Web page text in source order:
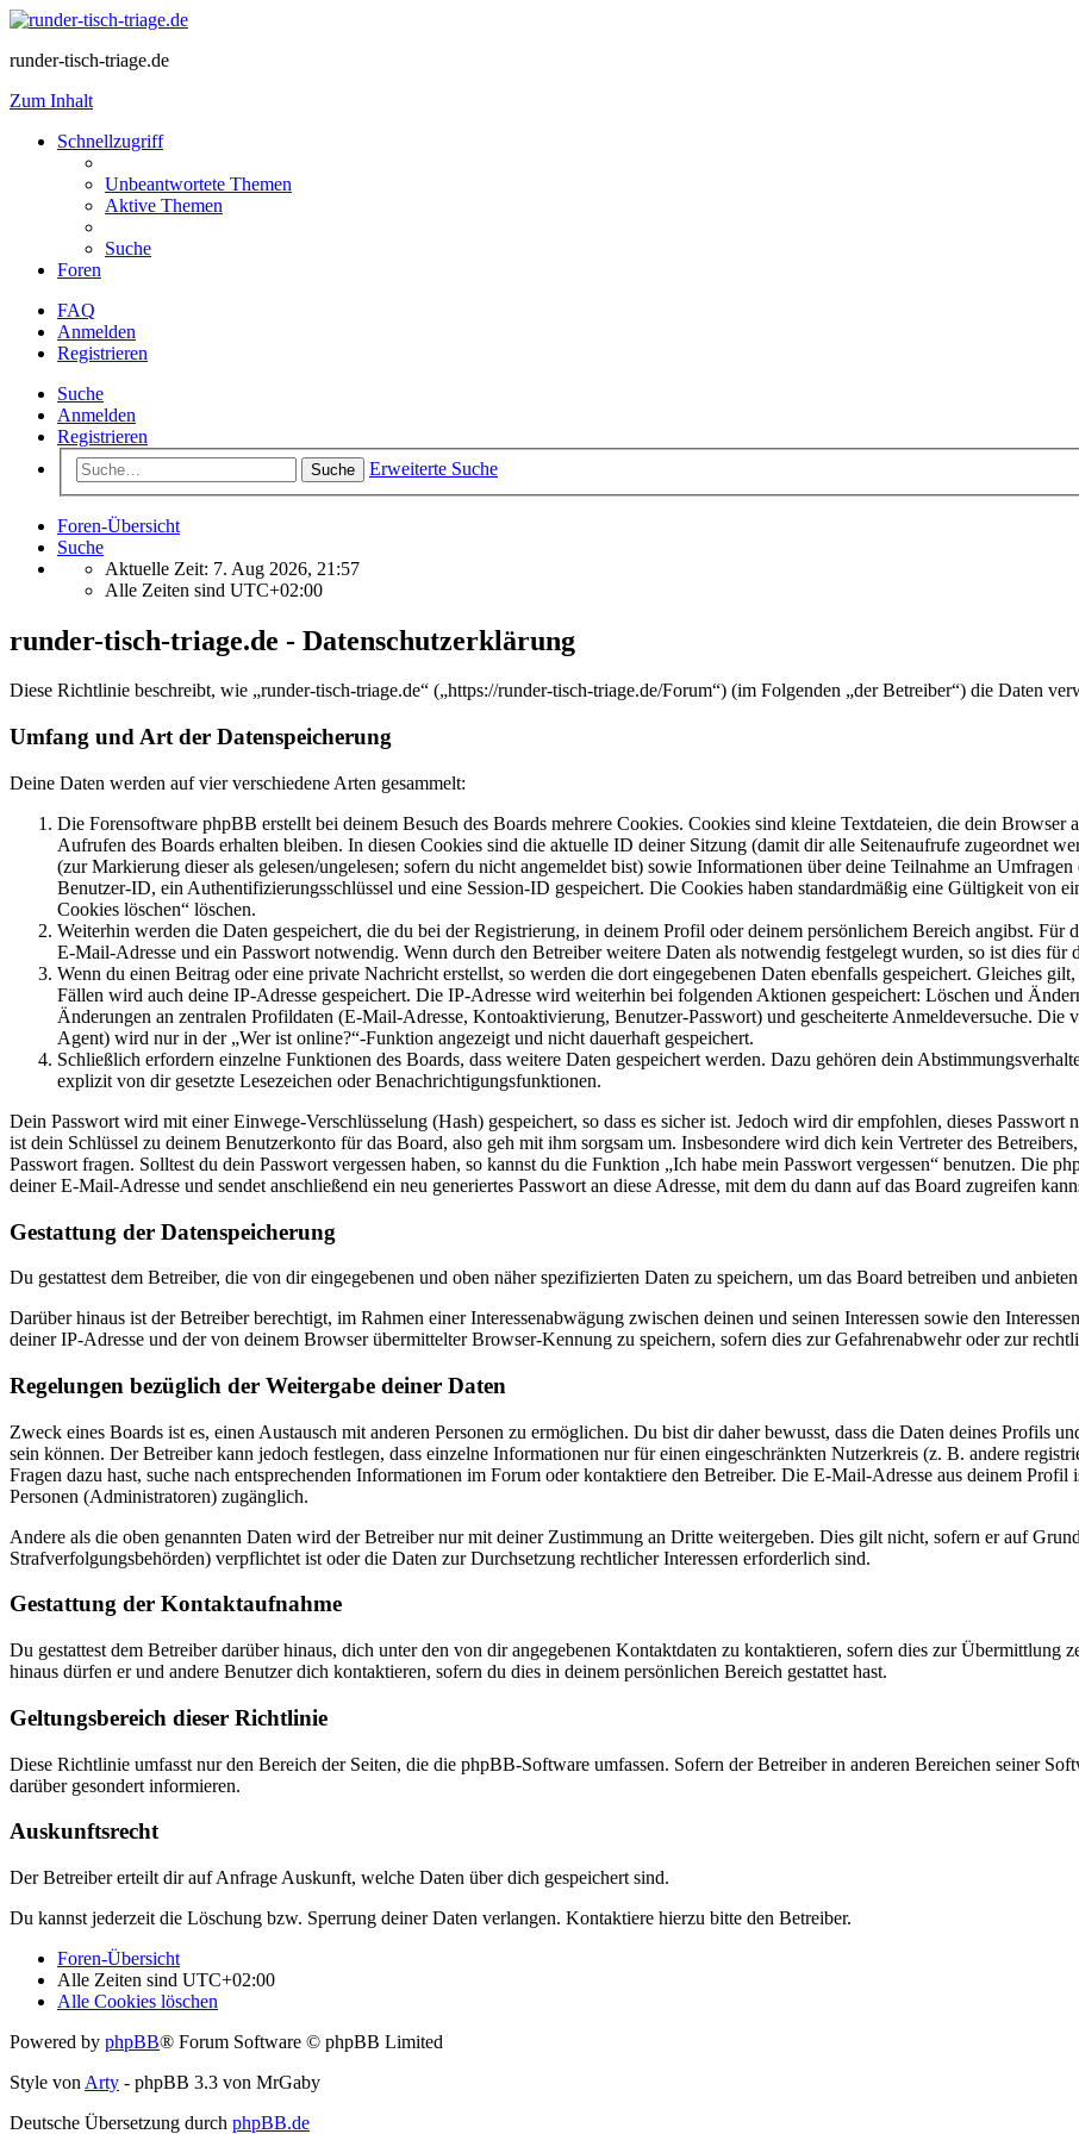
runder-tisch-triage.de
Zum Inhalt
Schnellzugriff
Unbeantwortete Themen
Aktive Themen
Suche
Foren
FAQ
Anmelden
Registrieren
Suche
Anmelden
Registrieren
Suche Erweiterte Suche
Foren-Übersicht
Suche
Aktuelle Zeit: 7. Aug 2026, 21:57
Alle Zeiten sind UTC+02:00
runder-tisch-triage.de - Datenschutzerklärung
Diese Richtlinie beschreibt, wie „runder-tisch-triage.de“ („https://runder-tisch-triage.de/Forum“) (im Folgenden „der Betreiber“) die Daten
Umfang und Art der Datenspeicherung
Deine Daten werden auf vier verschiedene Arten gesammelt:
Die Forensoftware phpBB erstellt bei deinem Besuch des Boards mehrere Cookies. Cookies sind kleine Textdateien, die dein Browser
Aufrufen des Boards erhalten bleiben. In diesen Cookies sind die aktuelle ID deiner Sitzung (damit dir alle Seitenaufrufe zugeordnet
(zur Markierung dieser als gelesen/ungelesen; sofern du nicht angemeldet bist) sowie Informationen über deine Teilnahme an
Benutzer-ID, ein Authentifizierungsschlüssel und eine Session-ID gespeichert. Die Cookies haben standardmäßig eine Gültigkeit von
Cookies löschen“ löschen.
Weiterhin werden die Daten gespeichert, die du bei der Registrierung, in deinem Profil oder deinem persönlichem Bereich angibst. Für
E-Mail-Adresse und ein Passwort notwendig. Wenn durch den Betreiber weitere Daten als notwendig festgelegt wurden, so ist dies für
Wenn du einen Beitrag oder eine private Nachricht erstellst, so werden die dort eingegebenen Daten ebenfalls gespeichert. Gleiches
Fällen wird auch deine IP-Adresse gespeichert. Die IP-Adresse wird weiterhin bei folgenden Aktionen gespeichert: Löschen und
Änderungen an zentralen Profildaten (E-Mail-Adresse, Kontoaktivierung, Benutzer-Passwort) und gescheiterte Anmeldeversuche.
Agent) wird nur in der „Wer ist online?“-Funktion angezeigt und nicht dauerhaft gespeichert.
Schließlich erfordern einzelne Funktionen des Boards, dass weitere Daten gespeichert werden. Dazu gehören dein
explizit von dir gesetzte Lesezeichen oder Benachrichtigungsfunktionen.
Dein Passwort wird mit einer Einwege-Verschlüsselung (Hash) gespeichert, so dass es sicher ist. Jedoch wird dir empfohlen, dieses
ist dein Schlüssel zu deinem Benutzerkonto für das Board, also geh mit ihm sorgsam um. Insbesondere wird dich kein Vertreter des
Passwort fragen. Solltest du dein Passwort vergessen haben, so kannst du die Funktion „Ich habe mein Passwort vergessen“ benutzen. Die
deiner E-Mail-Adresse und sendet anschließend ein neu generiertes Passwort an diese Adresse, mit dem du dann auf das Board zugreifen
Gestattung der Datenspeicherung
Du gestattest dem Betreiber, die von dir eingegebenen und oben näher spezifizierten Daten zu speichern, um das Board betreiben und
Darüber hinaus ist der Betreiber berechtigt, im Rahmen einer Interessenabwägung zwischen deinen und seinen Interessen sowie den
deiner IP-Adresse und der von deinem Browser übermittelter Browser-Kennung zu speichern, sofern dies zur Gefahrenabwehr oder zur
Regelungen bezüglich der Weitergabe deiner Daten
Zweck eines Boards ist es, einen Austausch mit anderen Personen zu ermöglichen. Du bist dir daher bewusst, dass die Daten deines Profils
sein können. Der Betreiber kann jedoch festlegen, dass einzelne Informationen nur für einen eingeschränkten Nutzerkreis (z. B. andere
Fragen dazu hast, suche nach entsprechenden Informationen im Forum oder kontaktiere den Betreiber. Die E-Mail-Adresse aus deinem
Personen (Administratoren) zugänglich.
Andere als die oben genannten Daten wird der Betreiber nur mit deiner Zustimmung an Dritte weitergeben. Dies gilt nicht, sofern er auf
Strafverfolgungsbehörden) verpflichtet ist oder die Daten zur Durchsetzung rechtlicher Interessen erforderlich sind.
Gestattung der Kontaktaufnahme
Du gestattest dem Betreiber darüber hinaus, dich unter den von dir angegebenen Kontaktdaten zu kontaktieren, sofern dies zur Übermittlung
hinaus dürfen er und andere Benutzer dich kontaktieren, sofern du dies in deinem persönlichen Bereich gestattet hast.
Geltungsbereich dieser Richtlinie
Diese Richtlinie umfasst nur den Bereich der Seiten, die die phpBB-Software umfassen. Sofern der Betreiber in anderen Bereichen seiner
darüber gesondert informieren.
Auskunftsrecht
Der Betreiber erteilt dir auf Anfrage Auskunft, welche Daten über dich gespeichert sind.
Du kannst jederzeit die Löschung bzw. Sperrung deiner Daten verlangen. Kontaktiere hierzu bitte den Betreiber.
Foren-Übersicht
Alle Zeiten sind UTC+02:00
Alle Cookies löschen
Powered by phpBB® Forum Software © phpBB Limited
Style von Arty - phpBB 3.3 von MrGaby
Deutsche Übersetzung durch phpBB.de